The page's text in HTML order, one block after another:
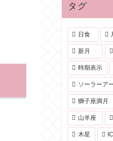
タグ
日食
新月
時期表示
ソーラーア
獅子座満月
山羊座
木星 IC